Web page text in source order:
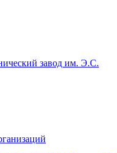
завод им. Э.С.